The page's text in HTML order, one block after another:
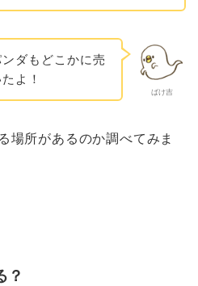
ばけ吉
ダもどこかに売
よ！
場所があるのか調べてみま
？